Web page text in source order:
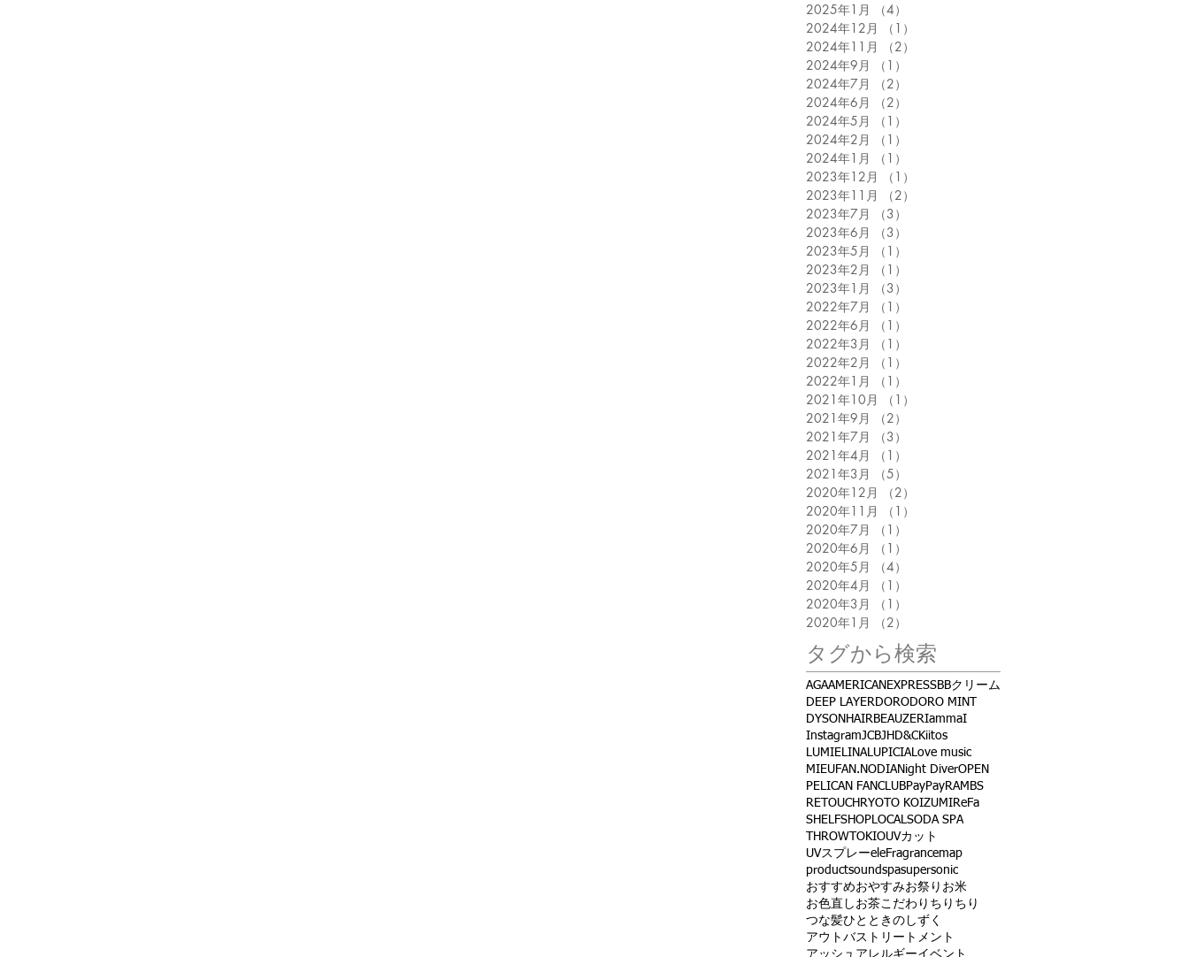
2025年1月
（4）
2024年12月
（1）
2024年11月
（2）
2024年9月
（1）
2024年7月
（2）
2024年6月
（2）
2024年5月
（1）
2024年2月
（1）
2024年1月
（1）
2023年12月
（1）
2023年11月
（2）
2023年7月
（3）
2023年6月
（3）
2023年5月
（1）
2023年2月
（1）
2023年1月
（3）
2022年7月
（1）
2022年6月
（1）
2022年3月
（1）
2022年2月
（1）
2022年1月
（1）
2021年10月
（1）
2021年9月
（2）
2021年7月
（3）
2021年4月
（1）
2021年3月
（5）
2020年12月
（2）
2020年11月
（1）
2020年7月
（1）
2020年6月
（1）
2020年5月
（4）
2020年4月
（1）
2020年3月
（1）
2020年1月
（2）
タグから検索
AGAAMERICANEXPRESSBBクリーム
DEEP LAYERDORODORO MINT
DYSON HAIRBEAUZERIammaI
InstagramJCBJHD&CKiitos
LUMIELINALUPICIALove music
MIEUFAN. NODIANight DiverOPEN
PELICAN FANCLUBPayPayRAMBS
RETOUCH RYOTO KOIZUMIReFa
SHELFSHOPLOCALSODA SPA
THROW TOKIOUVカット
UVスプレーeleFragrancemap
productsoundspasupersonic
おすすめおやすみお祭り お米
お色直し お茶こだわり ちりちり
つな髪ひとときのしずく
アウトバストリートメント
アッシュ アレルギーイベント